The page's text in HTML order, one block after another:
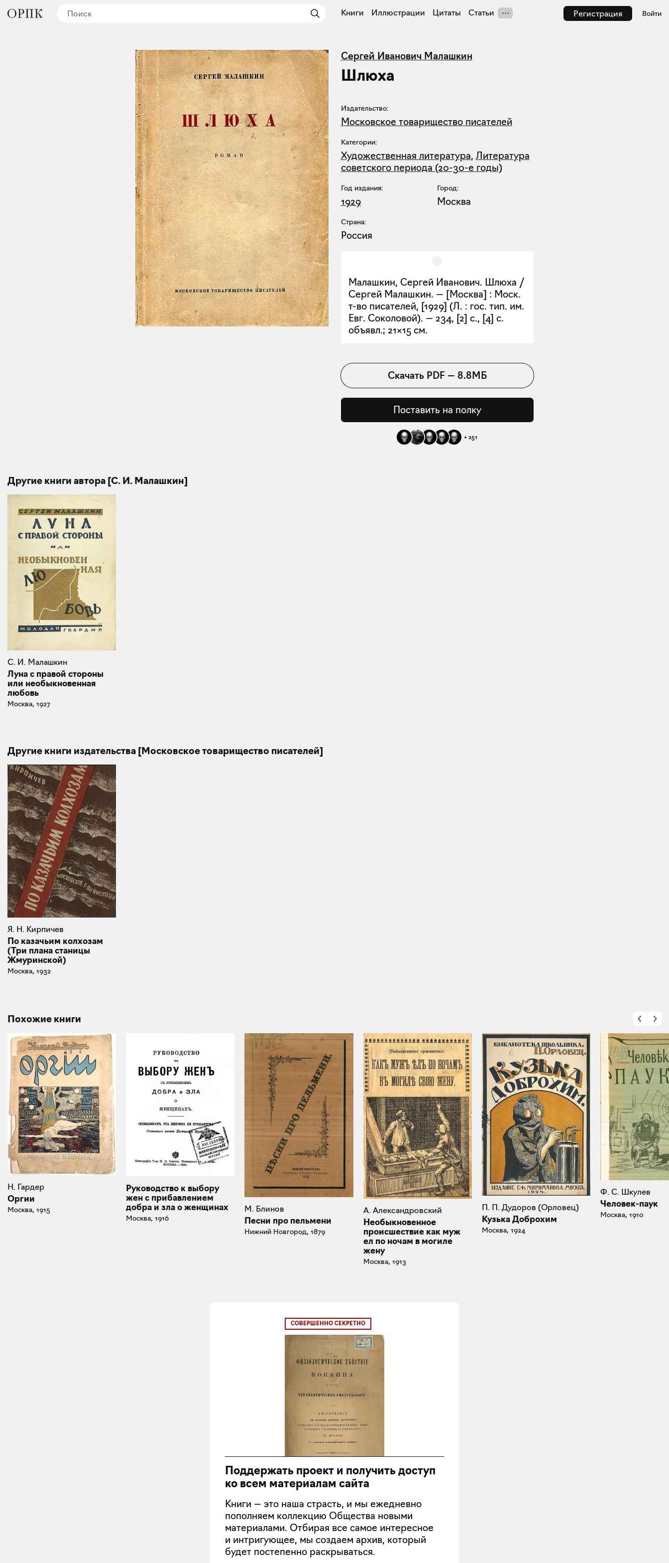
Регистрация Войти
Книги Иллюстрации Цитаты Статьи
Сергей Иванович Малашкин
Шлюха
Издательство:
Московское товарищество писателей
Категории:
Художественная литература, Литература
советского периода (20-30-е годы)
Год издания:
1929
Город:
Москва
Страна:
Россия
Малашкин, Сергей Иванович. Шлюха /
Сергей Малашкин. — [Москва] : Моск.
т-во писателей, [1929] (Л. : гос. тип. им.
Евг. Соколовой). — 234, [2] с., [4] с.
объявл.; 21×15 см.
Скачать PDF— 8.8МБ
Поставить на полку
+251
Другие книги автора [С. И. Малашкин]
С. И. Малашкин
Луна с правой стороны
или необыкновенная
любовь
Москва, 1927
Другие книги издательства [Московское товарищество писателей]
Я. Н. Кирпичев
По казачьим колхозам
(Три плана станицы
Жмуринской)
Москва, 1932
Похожие книги
Н. Гардер
Оргии
Москва, 1915
Руководство к выбору
жен с прибавлением
добра и зла о женщинах
Москва, 1916
М. Блинов
Песни про пельмени
Нижний Новгород, 1879
А. Александровский
Необыкновенное
происшествие как муж
ел по ночам в могиле
жену
Москва, 1913
П. П. Дудоров (Орловец)
Кузька Доброхим
Москва, 1924
Ф. С. Шкулев
Человек-паук
Москва, 1910
СОВЕРШЕННО СЕКРЕТНО
Поддержать проект и получить доступ
ко всем материалам сайта
Книги — это наша страсть, и мы ежедневно
пополняем коллекцию Общества новыми
материалами. Отбирая все самое интересное
и интригующее, мы создаем архив, который
будет постепенно раскрываться.